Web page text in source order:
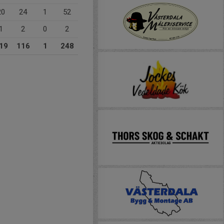
24 1
52
2 0
2
116 1 248